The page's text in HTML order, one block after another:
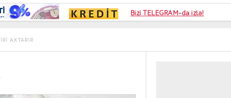
Kart sifarişi
Bizi TELEGRAM-da izlə!
AXTARIR